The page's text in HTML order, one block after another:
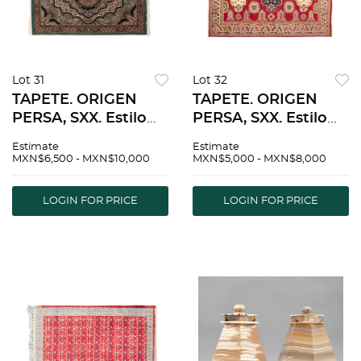
Lot 31
TAPETE. ORIGEN
PERSA, SXX. Estilo
Mecanizado en
algodÃƒÂ³n y tipo
seda. Decorado con
Estimate
MXN$6,500 - MXN$10,000
LOGIN FOR PRICE
Lot 32
TAPETE. ORIGEN
PERSA, SXX. Estilo
Semimecanizado en
algodÃƒÂ³n.
Decorado con
Estimate
MXN$5,000 - MXN$8,000
LOGIN FOR PRICE